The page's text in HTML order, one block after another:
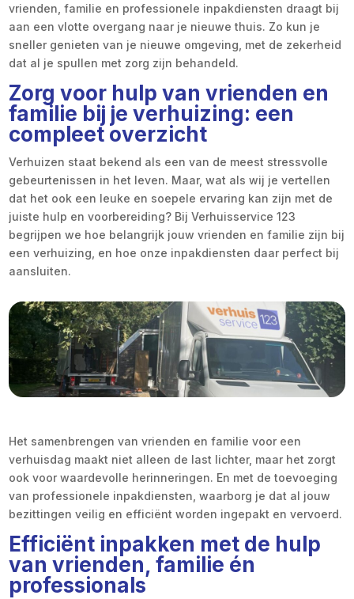
vrienden, familie en professionele inpakdiensten draagt bij
aan een vlotte overgang naar je nieuwe thuis. Zo kun je
sneller genieten van je nieuwe omgeving, met de zekerheid
dat al je spullen met zorg zijn behandeld.
Zorg voor hulp van vrienden en
familie bij je verhuizing: een
compleet overzicht
Verhuizen staat bekend als een van de meest stressvolle
gebeurtenissen in het leven. Maar, wat als wij je vertellen
dat het ook een leuke en soepele ervaring kan zijn met de
juiste hulp en voorbereiding? Bij Verhuisservice 123
begrijpen we hoe belangrijk jouw vrienden en familie zijn bij
een verhuizing, en hoe onze inpakdiensten daar perfect bij
aansluiten.
Het samenbrengen van vrienden en familie voor een
verhuisdag maakt niet alleen de last lichter, maar het zorgt
ook voor waardevolle herinneringen. En met de toevoeging
van professionele inpakdiensten, waarborg je dat al jouw
bezittingen veilig en efficiënt worden ingepakt en vervoerd.
Efficiënt inpakken met de hulp
van vrienden, familie én
professionals